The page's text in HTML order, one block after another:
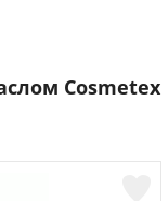
Cosmetex